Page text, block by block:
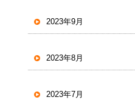
2023年9月
2023年8月
2023年7月